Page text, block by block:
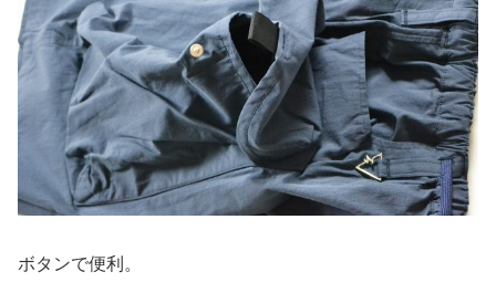
ボタンで便利。